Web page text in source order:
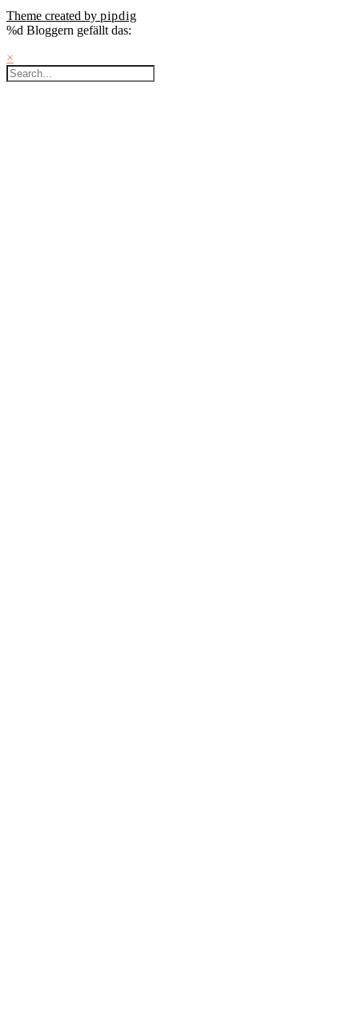
Theme created by pipdig
%d Bloggern gefällt das:
×